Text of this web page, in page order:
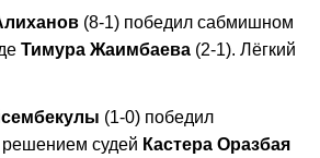
(8-1) победил сабмишном
Тимура Жаимбаева (2-1). Лёгкий
(1-0) победил
судей Кастера Оразбая